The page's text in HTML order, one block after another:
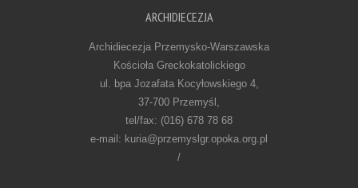
ARCHIDIECEZJA
Archidiecezja Przemysko-Warszawska
Kościoła Greckokatolickiego
ul. bpa Jozafata Kocyłowskiego 4,
37-700 Przemyśl,
tel/fax: (016) 678 78 68
e-mail: kuria@przemyslgr.opoka.org.pl
/